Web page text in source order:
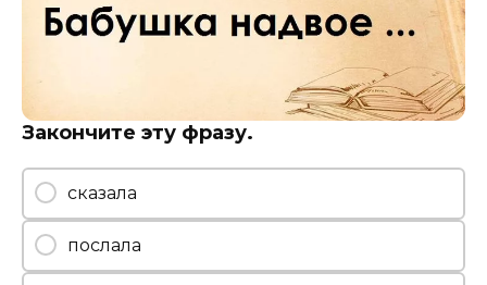
Закончите эту фразу.
сказала
послала